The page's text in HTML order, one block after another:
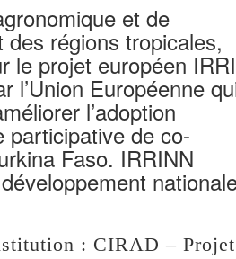
et de
régions tropicales,
le projet européen
l’Union Européenne
l’adoption
participative de co-
Faso. IRRINN
: CIRAD – Projet